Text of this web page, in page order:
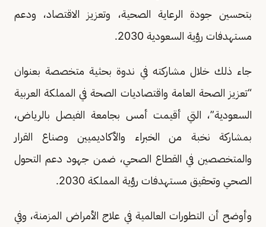
بتحسين جودة الرعاية الصحية، وتعزيز الاقتصاد، ودعم
مستهدفات رؤية السعودية 2030.
جاء ذلك خلال مشاركته في ندوة بحثية متخصصة بعنوان
“تعزيز الصحة العامة واقتصاديات الصحة في المملكة العربية
السعودية”، التي أقيمت أمس بجامعة الفيصل بالرياض،
بمشاركة نخبة من الخبراء والأكاديميين وصناع القرار
والمتخصصين في القطاع الصحي، ضمن جهود دعم التحول
الصحي وتحقيق مستهدفات رؤية المملكة 2030.
وأوضح أن التطورات العالمية في علاج الأمراض المزمنة، وفي